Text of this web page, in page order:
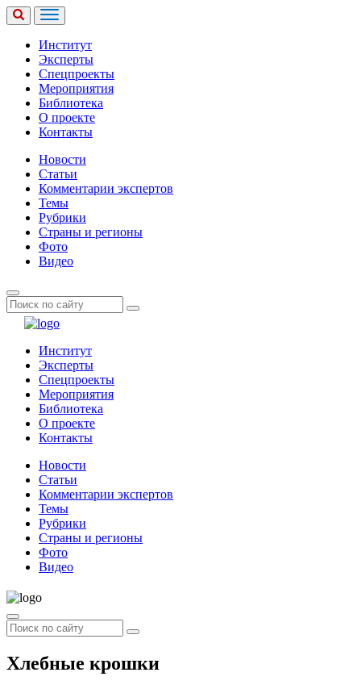
Институт
Эксперты
Спецпроекты
Мероприятия
Библиотека
О проекте
Контакты
Новости
Статьи
Комментарии экспертов
Темы
Рубрики
Страны и регионы
Фото
Видео
Институт
Эксперты
Спецпроекты
Мероприятия
Библиотека
О проекте
Контакты
Новости
Статьи
Комментарии экспертов
Темы
Рубрики
Страны и регионы
Фото
Видео
Хлебные крошки